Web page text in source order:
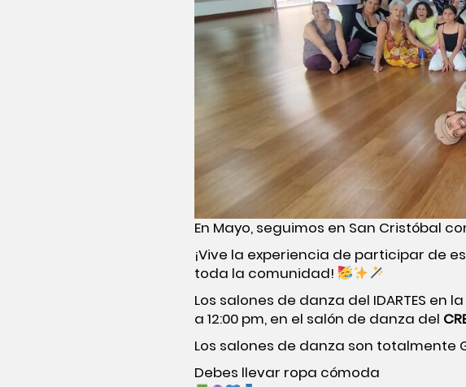
En Mayo, seguimos en San Cristóbal
¡Vive la experiencia de participar de
toda la comunidad!
Los salones de danza del IDARTES en
a 12:00 pm, en el salón de danza del
Los salones de danza son totalmente
Debes llevar ropa cómoda